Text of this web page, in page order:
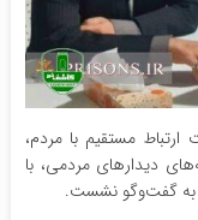
مستقیم با مردم،
دیدارهای مردمی، با
به گفت‌وگو نشست.